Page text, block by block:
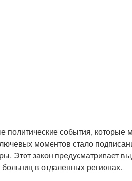
события, которые
моментов стало
Этот закон предусматривает
в отдаленных регионах.